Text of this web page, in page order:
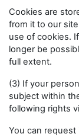
Cookies are
from it to our
use of cookies.
longer be
full extent.
(3) If your
subject within
following rights
You can